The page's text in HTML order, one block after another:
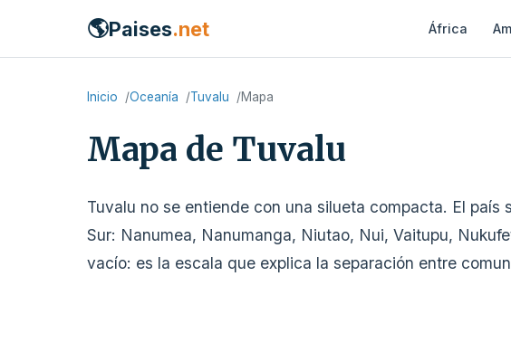
🌎Paises.net África
Inicio Oceanía Tuvalu Mapa
Mapa de Tuvalu
Tuvalu no se entiende con una silueta compacta. El
Sur: Nanumea, Nanumanga, Niutao, Nui, Vaitupu,
vacío: es la escala que explica la separación entre